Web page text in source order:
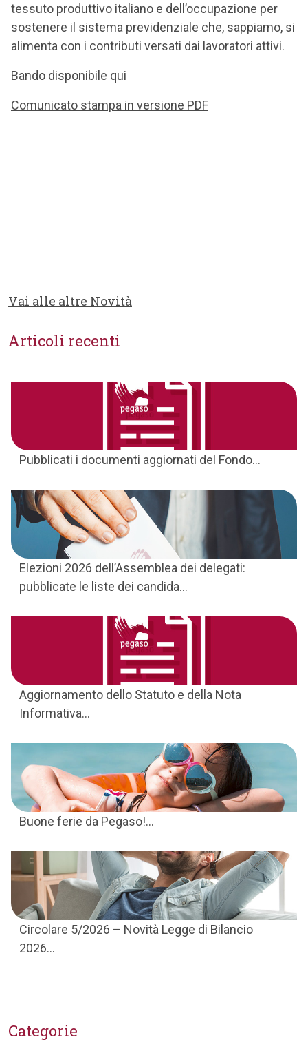
tessuto produttivo italiano e dell’occupazione per
sostenere il sistema previdenziale che, sappiamo, si
alimenta con i contributi versati dai lavoratori attivi.
Bando disponibile qui
Comunicato stampa in versione PDF
Vai alle altre Novità
Articoli recenti
Pubblicati i documenti aggiornati del Fondo...
Elezioni 2026 dell’Assemblea dei delegati:
pubblicate le liste dei candida...
Aggiornamento dello Statuto e della Nota
Informativa...
Buone ferie da Pegaso!...
Circolare 5/2026 – Novità Legge di Bilancio
2026...
Categorie